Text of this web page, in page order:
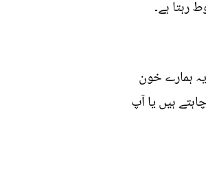
رہتا ہے۔
ہمارے خون
ہیں یا آپ